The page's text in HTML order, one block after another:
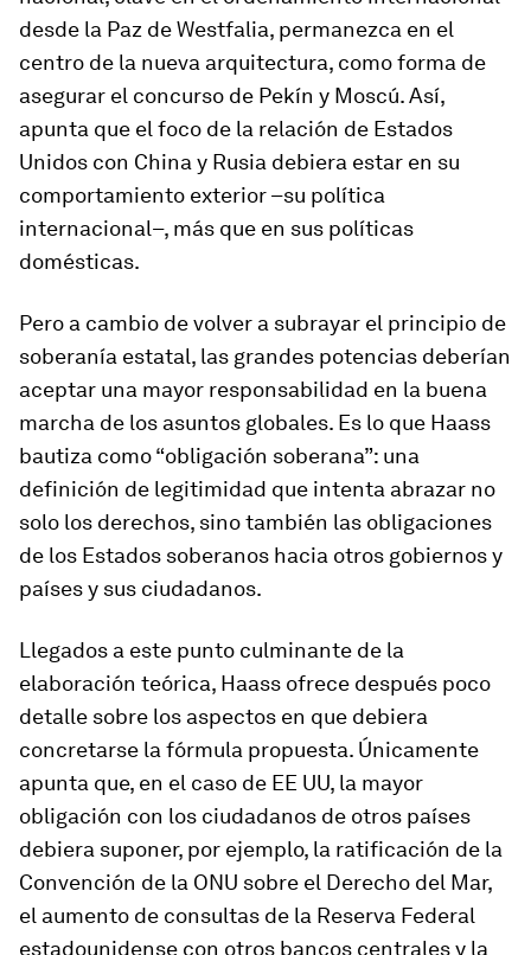
desde la Paz de Westfalia, permanezca en el
centro de la nueva arquitectura, como forma de
asegurar el concurso de Pekín y Moscú. Así,
apunta que el foco de la relación de Estados
Unidos con China y Rusia debiera estar en su
comportamiento exterior –su política
internacional–, más que en sus políticas
domésticas.
Pero a cambio de volver a subrayar el principio de
soberanía estatal, las grandes potencias deberían
aceptar una mayor responsabilidad en la buena
marcha de los asuntos globales. Es lo que Haass
bautiza como “obligación soberana”: una
definición de legitimidad que intenta abrazar no
solo los derechos, sino también las obligaciones
de los Estados soberanos hacia otros gobiernos y
países y sus ciudadanos.
Llegados a este punto culminante de la
elaboración teórica, Haass ofrece después poco
detalle sobre los aspectos en que debiera
concretarse la fórmula propuesta. Únicamente
apunta que, en el caso de EE UU, la mayor
obligación con los ciudadanos de otros países
debiera suponer, por ejemplo, la ratificación de la
Convención de la ONU sobre el Derecho del Mar,
el aumento de consultas de la Reserva Federal
estadounidense con otros bancos centrales y la